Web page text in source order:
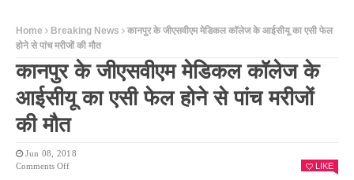
Home Breaking News
कानपुर के जीएसवीएम मेड‍िकल कॉलेज के आईसीयू का एसी फेल
होने से पांच मरीजों की मौत
कानपुर के जीएसवीएम मेड‍िकल कॉलेज के
आईसीयू का एसी फेल होने से पांच मरीजों
की मौत
Jun 08, 2018
Comments OffOn
LIKE